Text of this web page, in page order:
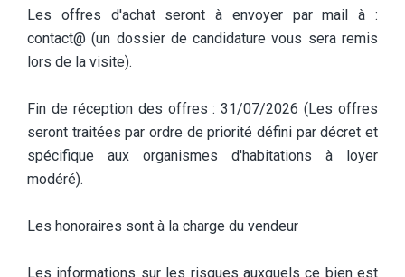
Les offres d'achat seront à envoyer par mail à :
contact@ (un dossier de candidature vous sera remis
lors de la visite).
Fin de réception des offres : 31/07/2026 (Les offres
seront traitées par ordre de priorité défini par décret et
spécifique aux organismes d'habitations à loyer
modéré).
Les honoraires sont à la charge du vendeur
Les informations sur les risques auxquels ce bien est